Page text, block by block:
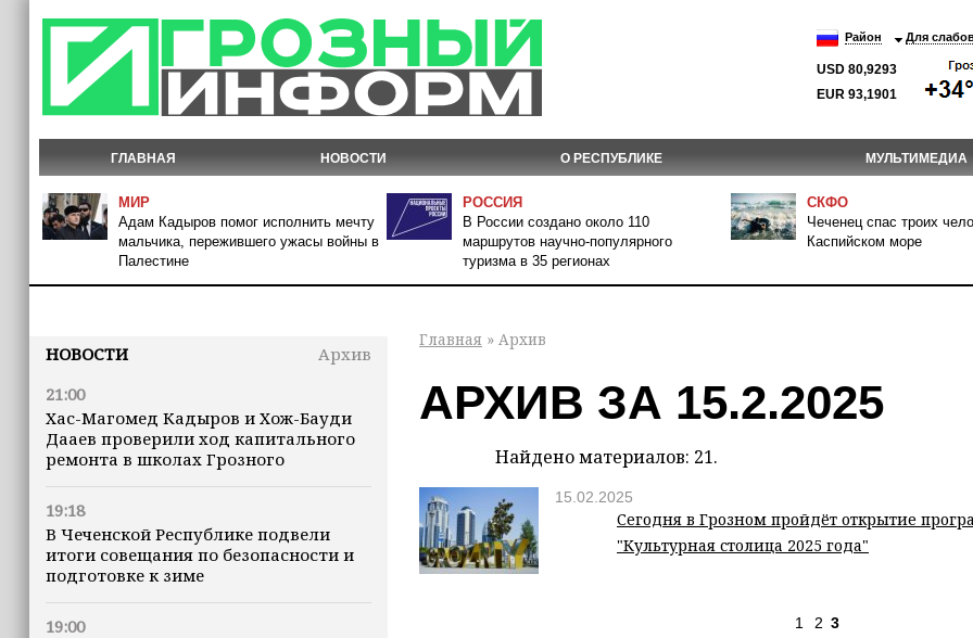
Район Для
USD 80,9293
EUR 93,1901
ГЛАВНАЯ НОВОСТИ О РЕСПУБЛИКЕ МУЛЬТИМЕДИА
МИР
Адам Кадыров помог исполнить мечту
мальчика, пережившего ужасы войны в
Палестине
РОССИЯ
В России создано около 110
маршрутов научно-популярного
туризма в 35 регионах
СКФО
Чеченец спас троих
Каспийском море
НОВОСТИ
Архив
21:00
Хас-Магомед Кадыров и Хож-Бауди
Дааев проверили ход капитального
ремонта в школах Грозного
19:18
В Чеченской Республике подвели
итоги совещания по безопасности и
подготовке к зиме
19:00
Главная » Архив
АРХИВ ЗА 15.2.2025
Найдено материалов: 21.
15.02.2025
Сегодня в Грозном пройдёт открытие
"Культурная столица 2025 года"
1 2 3